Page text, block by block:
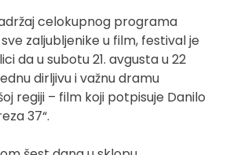
celokupnog programa
zaljubljenike u film, festival je
da u subotu 21. avgusta u 22
dirljivu i važnu dramu
regiji – film koji potpisuje Danilo
37“.